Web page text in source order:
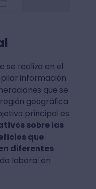
se realiza en el
información
que se
geográfica
principal es
sobre las
que
diferentes
laboral en